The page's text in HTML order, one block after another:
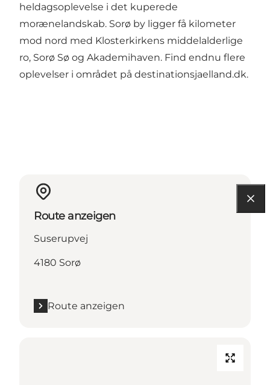
heldagsoplevelse i det kuperede
morænelandskab. Sorø by ligger få kilometer
mod nord med Klosterkirkens middelalderlige
ro, Sorø Sø og Akademihaven. Find endnu flere
oplevelser i området på destinationsjaelland.dk.
Route anzeigen
Suserupvej
4180 Sorø
Route anzeigen